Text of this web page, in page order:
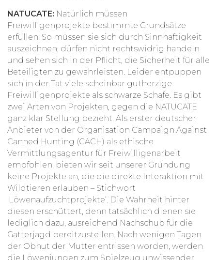
NATUCATE: Natürlich müssen
Freiwilligenprojekte bestimmte Grundsätze
erfüllen: So müssen sie sich durch Sinnhaftigkeit
auszeichnen, dürfen nicht rechtswidrig handeln
und sehen sich in der Pflicht, die Sicherheit für alle
Beteiligten zu gewährleisten. Leider entpuppen
sich in der Tat viele scheinbar gutherzige
Freiwilligenprojekte als schwarze Schafe. Es gibt
zwei Arten von Projekten, gegen die NATUCATE
ganz klar Stellung bezieht. Als erster deutscher
Anbieter von der Organisation Campaign Against
Canned Hunting (CACH) als ethische
Vermittlungsagentur für Freiwilligenarbeit
empfohlen, bieten wir seit unserer Gründung
keine Projekte an, die die direkte Interaktion mit
Wildtieren erlauben – Stichwort
‚Löwenaufzuchtprojekte‘. Die Wahrheit hinter
diesen erschüttert, denn tatsächlich dienen sie
lediglich dazu, ausreichend Nachschub für die
Gatterjagd bereitzustellen. Nach wenigen Tagen
der Obhut der Mutter entrissen worden, werden
die Löwenjungen zum Spielzeug unwissender